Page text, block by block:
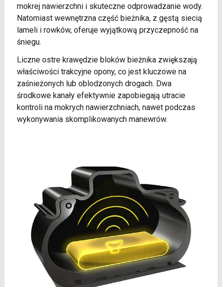
mokrej nawierzchni i skuteczne odprowadzanie wody.
Natomiast wewnętrzna część bieżnika, z gęstą siecią
lameli i rowków, oferuje wyjątkową przyczepność na
śniegu.
Liczne ostre krawędzie bloków bieżnika zwiększają
właściwości trakcyjne opony, co jest kluczowe na
zaśnieżonych lub oblodzonych drogach. Dwa
środkowe kanały efektywnie zapobiegają utracie
kontroli na mokrych nawierzchniach, nawet podczas
wykonywania skomplikowanych manewrów.